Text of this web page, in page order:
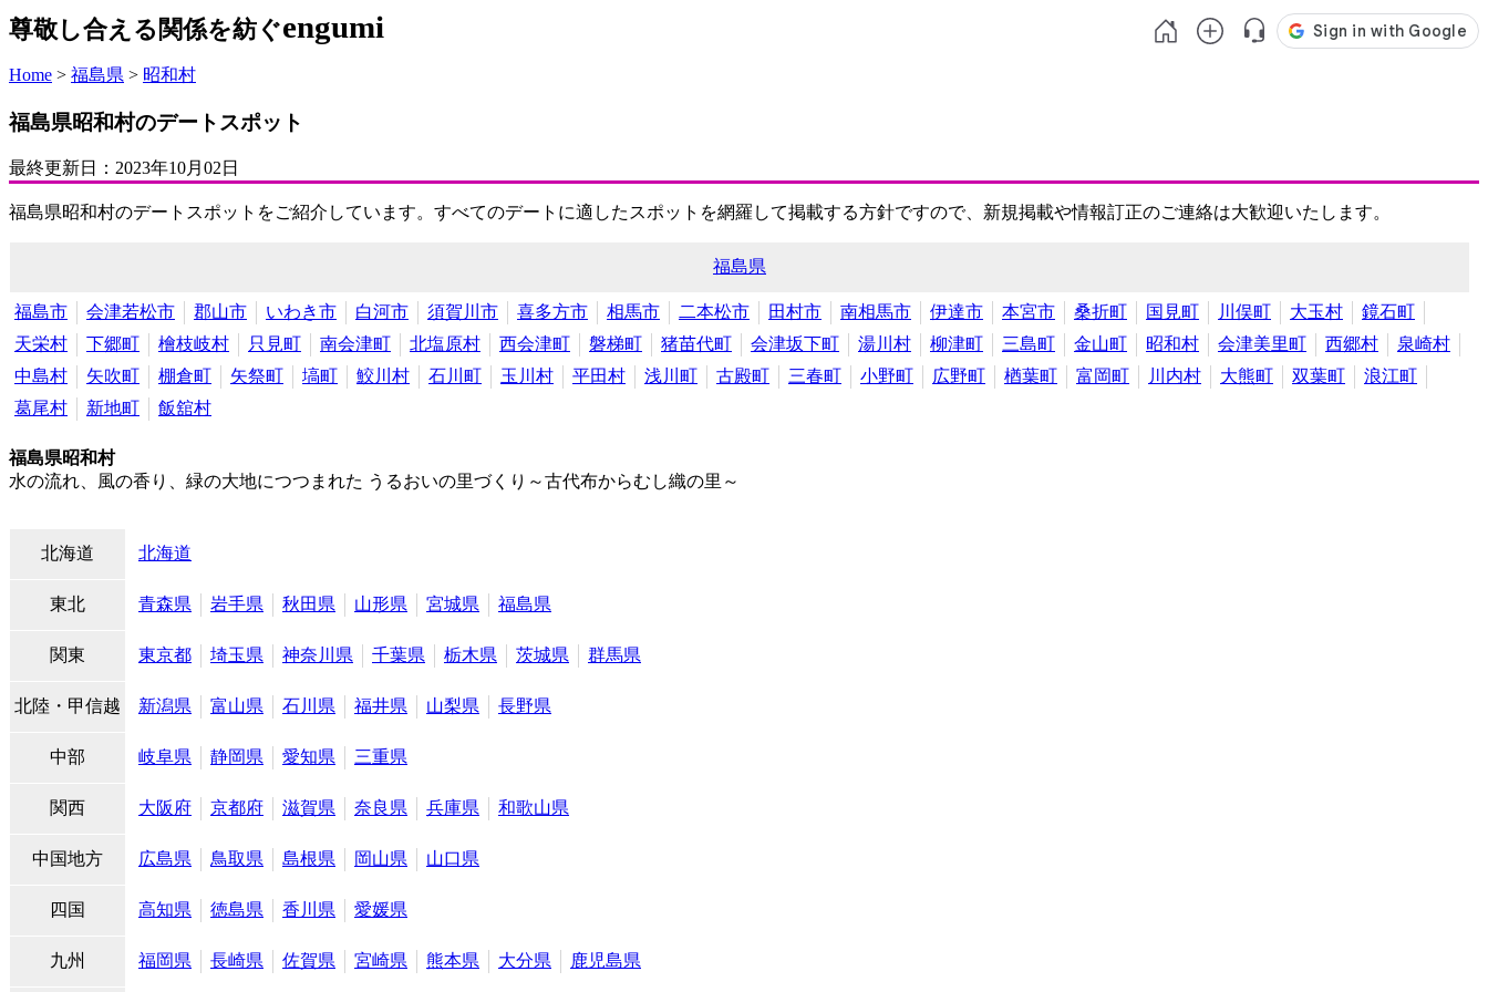
尊敬し合える関係を紡ぐengumi
Home > 福島県 > 昭和村
福島県昭和村のデートスポット
最終更新日： 2023年10月02日
福島県昭和村のデートスポットをご紹介しています。すべてのデートに適したスポットを網羅して掲載する方針ですので、新規掲載や情報訂正のご連絡は大歓迎いたします。
福島県
福島市 会津若松市 郡山市 いわき市 白河市 須賀川市 喜多方市 相馬市 二本松市 田村市 南相馬市 伊達市 本宮市 桑折町 国見町 川俣町 大玉村
鏡石町
天栄村
下郷町 檜枝岐村 只見町 南会津町 北塩原村 西会津町 磐梯町 猪苗代町 会津坂下町 湯川村 柳津町 三島町 金山町 昭和村 会津美里町 西郷村
泉崎村
中島村
矢吹町 棚倉町 矢祭町 塙町 鮫川村 石川町 玉川村 平田村 浅川町 古殿町 三春町 小野町 広野町 楢葉町 富岡町 川内村 大熊町 双葉町
浪江町
葛尾村
新地町 飯舘村
福島県昭和村
水の流れ、風の香り、緑の大地につつまれた うるおいの里づくり～古代布からむし織の里～
北海道 北海道
東北 青森県 岩手県 秋田県 山形県 宮城県 福島県
関東 東京都 埼玉県 神奈川県 千葉県 栃木県 茨城県 群馬県
北陸・甲信越 新潟県 富山県 石川県 福井県 山梨県 長野県
中部 岐阜県 静岡県 愛知県 三重県
関西 大阪府 京都府 滋賀県 奈良県 兵庫県 和歌山県
中国地方 広島県 鳥取県 島根県 岡山県 山口県
四国 高知県 徳島県 香川県 愛媛県
九州 福岡県 長崎県 佐賀県 宮崎県 熊本県 大分県 鹿児島県